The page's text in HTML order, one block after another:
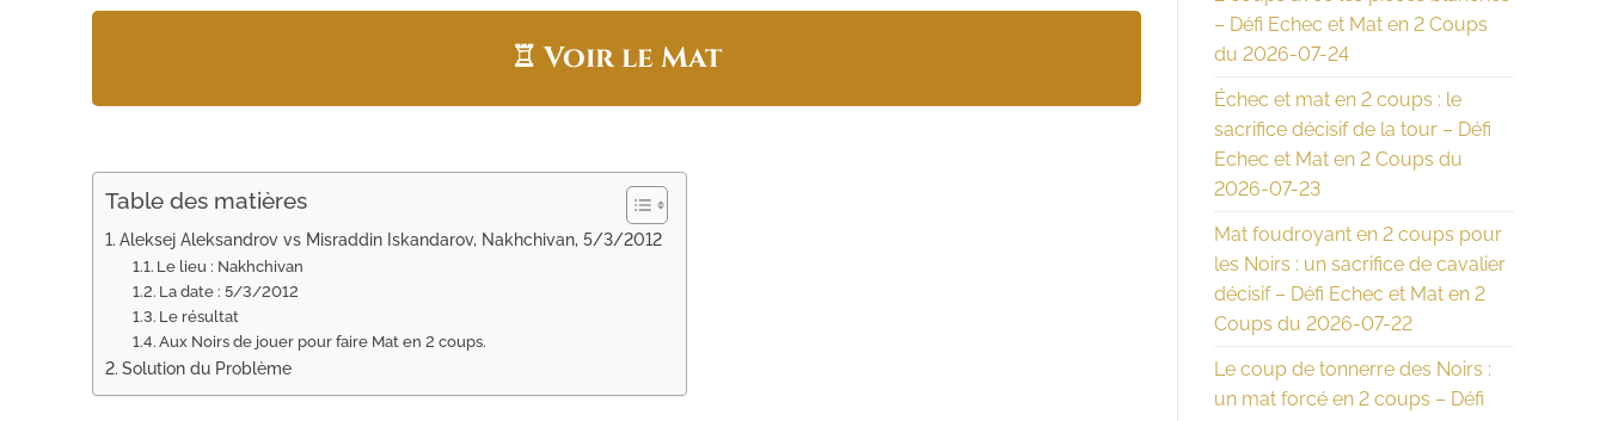
♖ Voir le Mat
Table des matières
Aleksej Aleksandrov vs Misraddin Iskandarov, Nakhchivan, 5/3/2012
Le lieu : Nakhchivan
La date : 5/3/2012
Le résultat
Aux Noirs de jouer pour faire Mat en 2 coups.
Solution du Problème
– Défi Echec et Mat en 2 Coups
du 2026-07-24
Échec et mat en 2 coups : le
sacrifice décisif de la tour – Défi
Echec et Mat en 2 Coups du
2026-07-23
Mat foudroyant en 2 coups pour
les Noirs : un sacrifice de cavalier
décisif – Défi Echec et Mat en 2
Coups du 2026-07-22
Le coup de tonnerre des Noirs :
un mat forcé en 2 coups – Défi